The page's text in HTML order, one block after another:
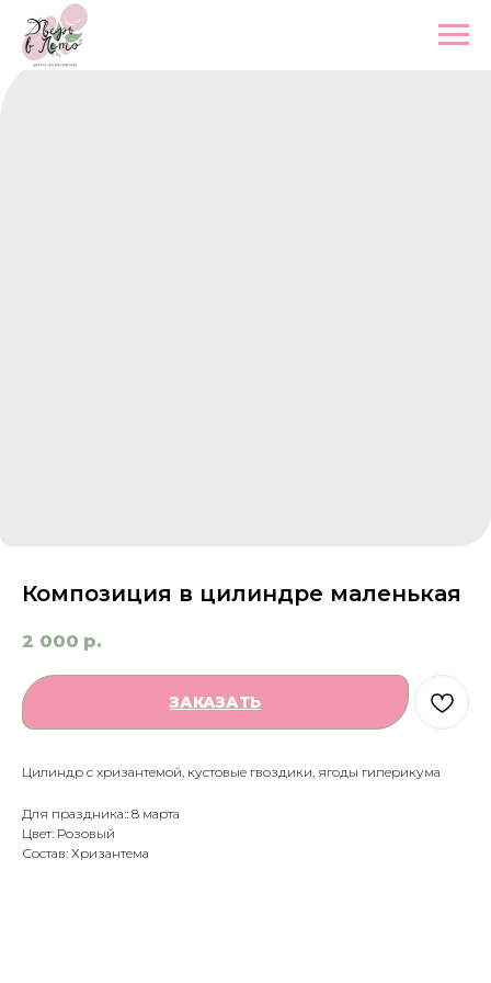
Композиция в цилиндре маленькая
2 000 р.
ЗАКАЗАТЬ
Цилиндр с хризантемой, кустовые гвоздики, ягоды гиперикума
Для праздника:: 8 марта
Цвет: Розовый
Состав: Хризантема